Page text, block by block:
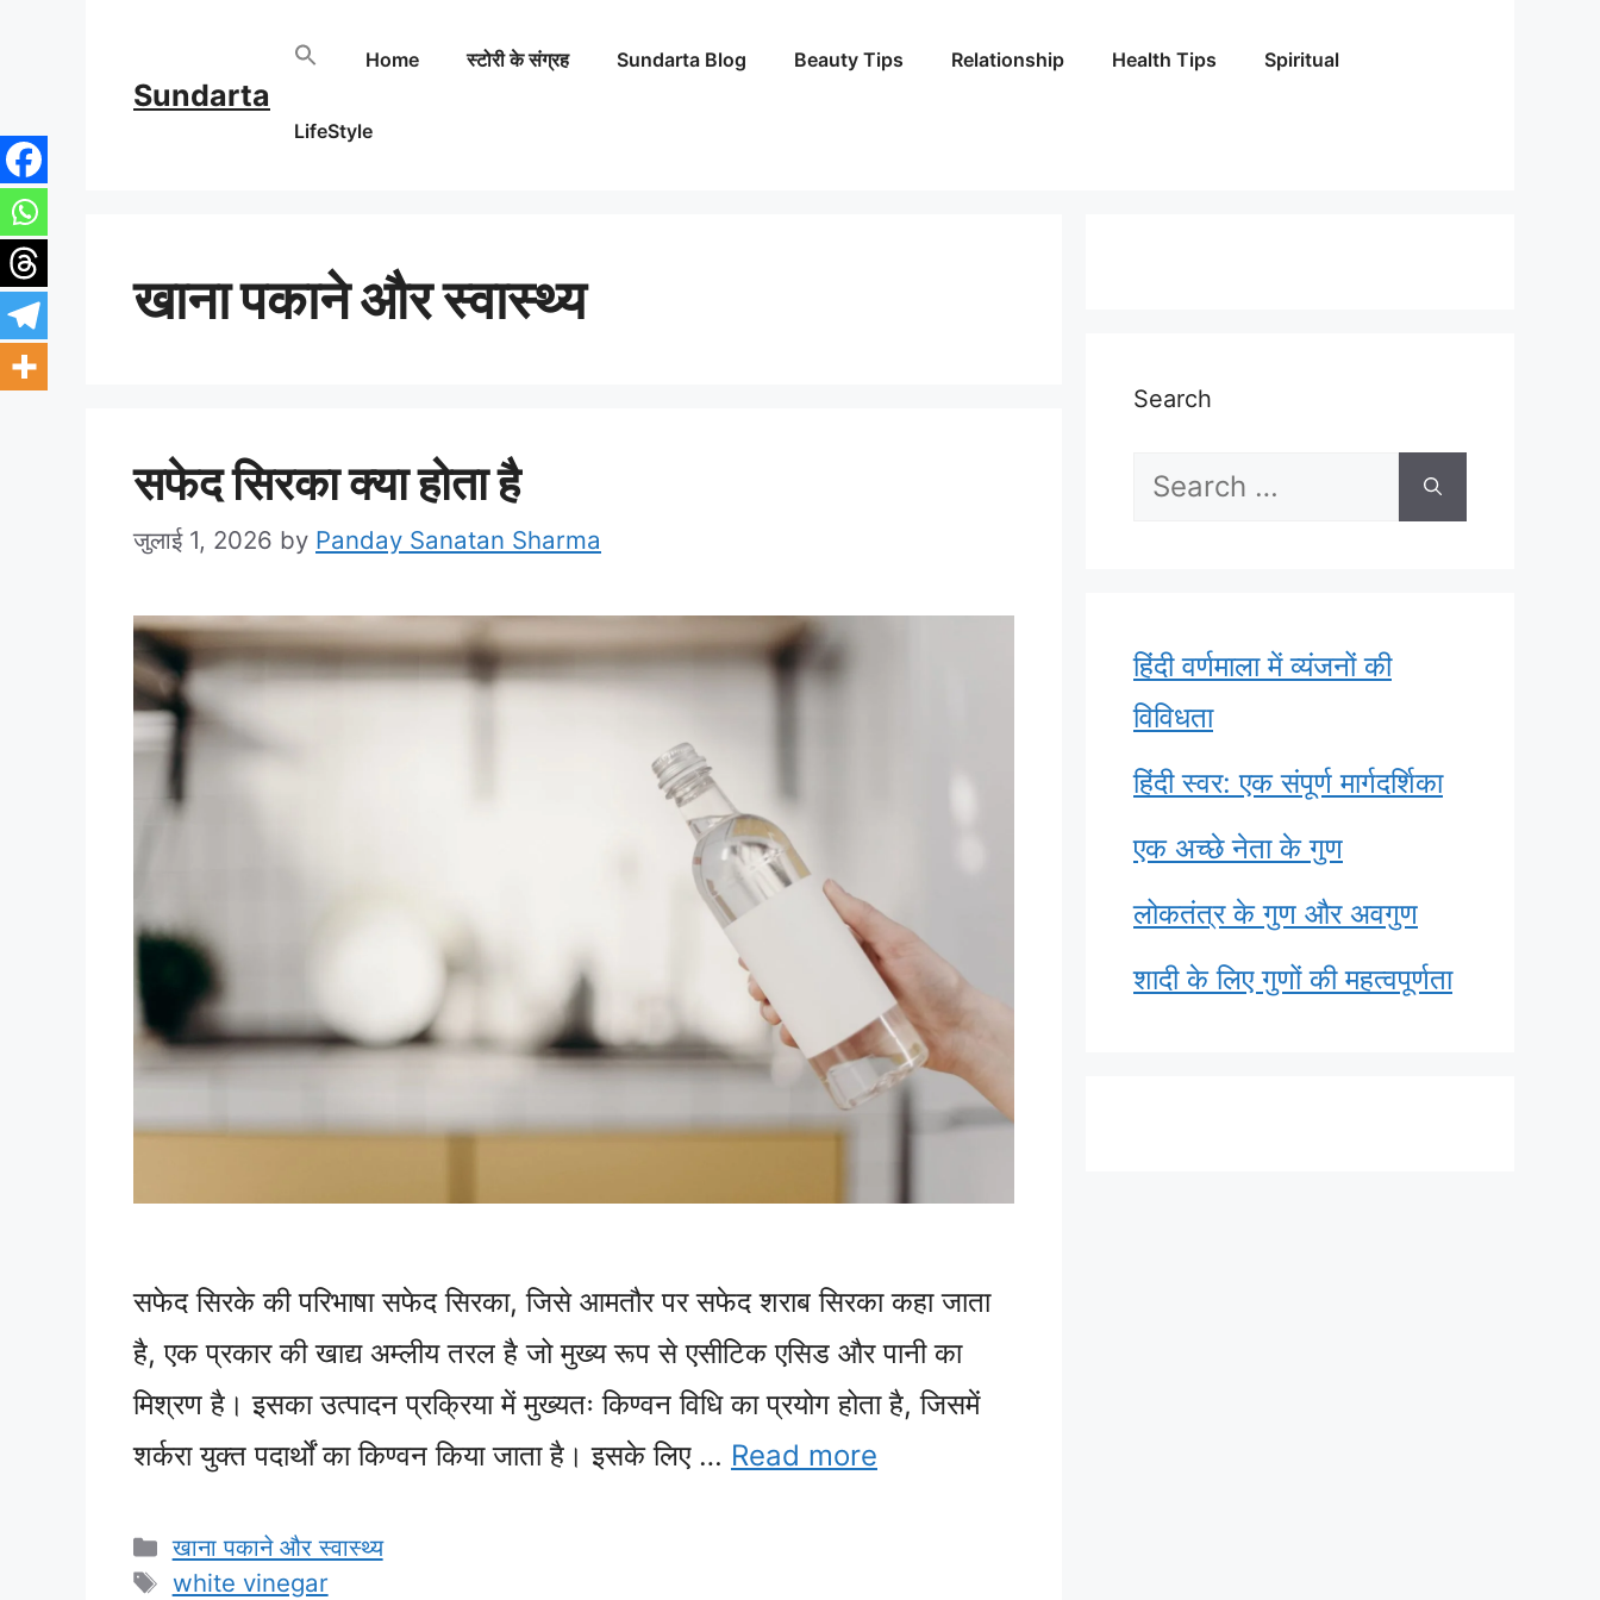
content
Sundarta
Home स्टोरी के संग्रह Sundarta Blog Beauty Tips Relationship Health Tips Spiritual
LifeStyle
खाना पकाने और स्वास्थ्य
सफेद सिरका क्या होता है
जुलाई 1, 2026 by Panday Sanatan Sharma
सफेद सिरके की परिभाषा सफेद सिरका, जिसे आमतौर पर सफेद शराब सिरका कहा जाता
है, एक प्रकार की खाद्य अम्लीय तरल है जो मुख्य रूप से एसीटिक एसिड और पानी का
मिश्रण है। इसका उत्पादन प्रक्रिया में मुख्यतः किण्वन विधि का प्रयोग होता है, जिसमें
शर्करा युक्त पदार्थों का किण्वन किया जाता है। इसके लिए … Read more
Categories
खाना पकाने और स्वास्थ्य
Tags
white vinegar
Search
Search
हिंदी वर्णमाला में व्यंजनों की
विविधता
हिंदी स्वर: एक संपूर्ण मार्गदर्शिका
एक अच्छे नेता के गुण
लोकतंत्र के गुण और अवगुण
शादी के लिए गुणों की महत्वपूर्णता